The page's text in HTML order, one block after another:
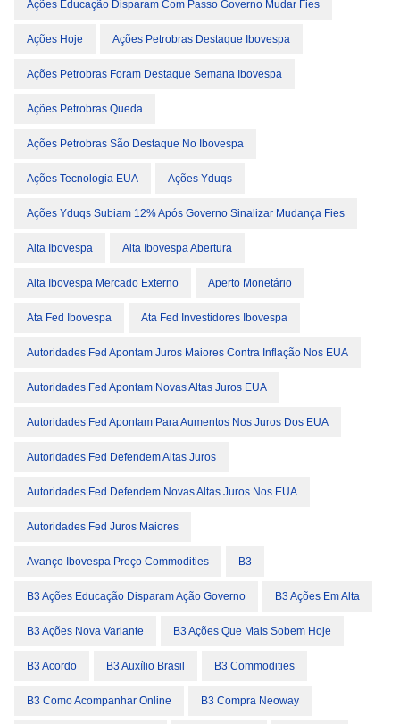
Ações Educação Disparam Com Passo Governo Mudar Fies
Ações Hoje Ações Petrobras Destaque Ibovespa
Ações Petrobras Foram Destaque Semana Ibovespa
Ações Petrobras Queda
Ações Petrobras São Destaque No Ibovespa
Ações Tecnologia EUA Ações Yduqs
Ações Yduqs Subiam 12% Após Governo Sinalizar Mudança Fies
Alta Ibovespa Alta Ibovespa Abertura
Alta Ibovespa Mercado Externo Aperto Monetário
Ata Fed Ibovespa Ata Fed Investidores Ibovespa
Autoridades Fed Apontam Juros Maiores Contra Inflação Nos EUA
Autoridades Fed Apontam Novas Altas Juros EUA
Autoridades Fed Apontam Para Aumentos Nos Juros Dos EUA
Autoridades Fed Defendem Altas Juros
Autoridades Fed Defendem Novas Altas Juros Nos EUA
Autoridades Fed Juros Maiores
Avanço Ibovespa Preço Commodities B3
B3 Ações Educação Disparam Ação Governo B3 Ações Em Alta
B3 Ações Nova Variante B3 Ações Que Mais Sobem Hoje
B3 Acordo B3 Auxílio Brasil B3 Commodities
B3 Como Acompanhar Online B3 Compra Neoway